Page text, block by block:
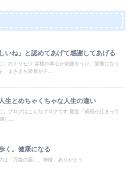
いね」と認めてあげて感謝してあげる
」のトリセツ 皆様の本心が刺激をうけ、栄養になり
、まさきち所長がチ...
生とめちゃくちゃな人生の違い
」ブログはこんなブログです 最近『成長が止まって
じ...
く。健康になる
は「万能の薬」。神様、ありがとう